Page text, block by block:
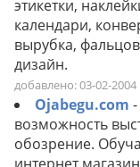
этикетки,
календари,
вырубка,
дизайн.
добавлено: 03-02-2004
Ojabegu.com
возможность
обозрение.